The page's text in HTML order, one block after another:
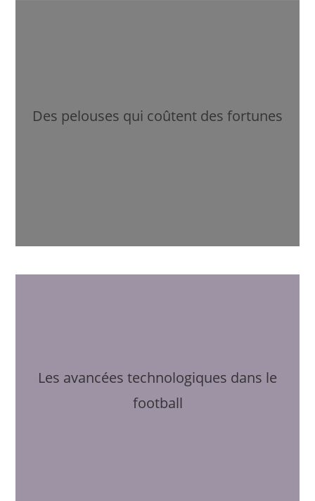
Des pelouses qui coûtent des fortunes
Les avancées technologiques dans le
football